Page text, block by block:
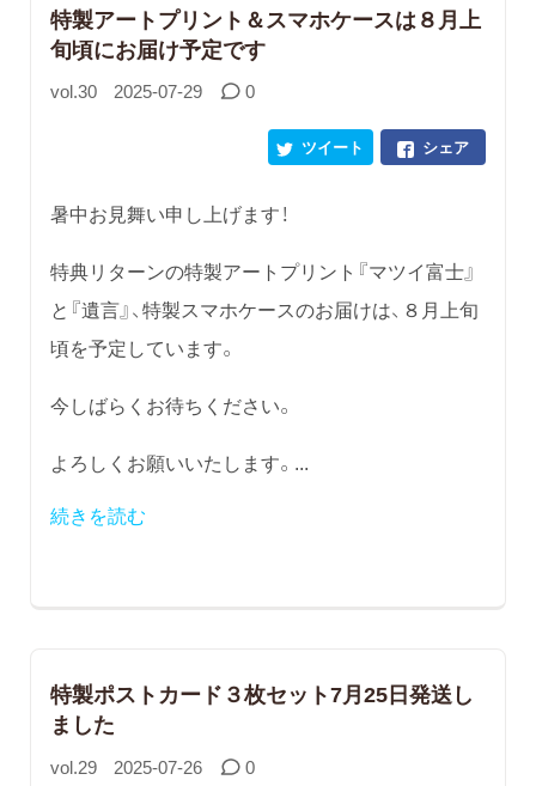
特製アートプリント＆スマホケースは８月上
旬頃にお届け予定です
vol.30 2025-07-29 0
シェア
ツイート
暑中お見舞い申し上げます！
特典リターンの特製アートプリント『マツイ富士』
と『遺言』、特製スマホケースのお届けは、８月上旬
頃を予定しています。
今しばらくお待ちください。
よろしくお願いいたします。...
続きを読む
特製ポストカード３枚セット7月25日発送し
ました
vol.29 2025-07-26 0